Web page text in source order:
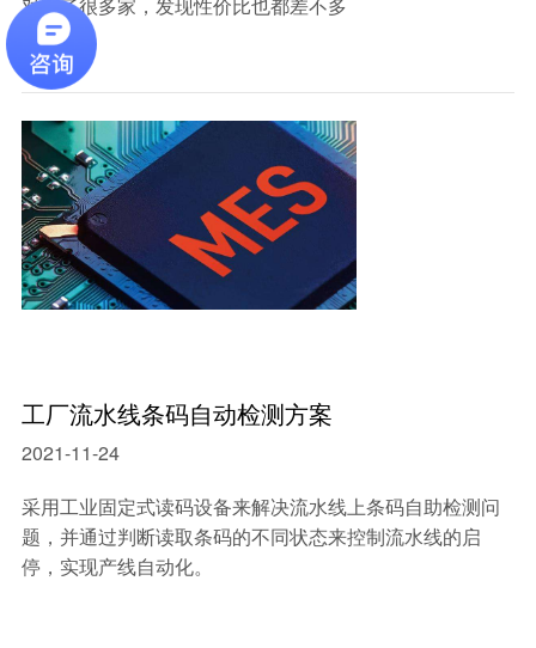
工厂流水线条码自动检测方案
2021-11-24
采用工业固定式读码设备来解决流水线上条码自助检测问
题，并通过判断读取条码的不同状态来控制流水线的启
停，实现产线自动化。